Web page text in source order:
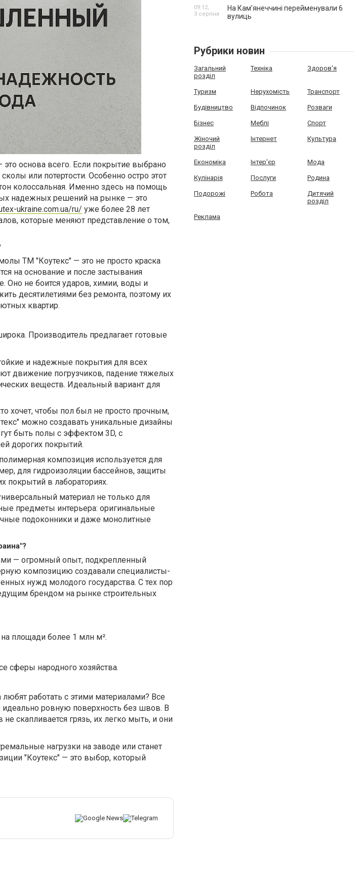
основа всего. Если покрытие выбрано
или потертости. Особенно остро этот
колоссальная. Именно здесь на помощь
надежных решений на рынке — это
ukraine.com.ua/ru/ уже более 28 лет
которые меняют представление о том,
ТМ "Коутекс" — это не просто краска
на основание и после застывания
Оно не боится ударов, химии, воды и
десятилетиями без ремонта, поэтому их
квартир.
Производитель предлагает готовые
и надежные покрытия для всех
движение погрузчиков, падение тяжелых
веществ. Идеальный вариант для
хочет, чтобы пол был не просто прочным,
можно создавать уникальные дизайны
быть полы с эффектом 3D, с
дорогих покрытий.
композиция используется для
для гидроизоляции бассейнов, защиты
покрытий в лабораториях.
материал не только для
предметы интерьера: оригинальные
подоконники и даже монолитные
— огромный опыт, подкрепленный
композицию создавали специалисты-
нужд молодого государства. С тех пор
брендом на рынке строительных
площади более 1 млн м².
сферы народного хозяйства.
работать с этими материалами? Все
идеально ровную поверхность без швов. В
скапливается грязь, их легко мыть, и они
нагрузки на заводе или станет
"Коутекс" — это выбор, который
На Камʼянеччині перейменували 6
вулиць
09:12,
3 серпня
Рубрики новин
Загальний
розділ
Техніка Здоров'я
Туризм Нерухомість Транспорт
Будівництво Відпочинок Розваги
Бізнес Меблі Спорт
Жіночий
розділ
Інтернет Культура
Економіка Інтер'єр Мода
Кулінарія Послуги Родина
Подорожі Робота
Дитячий
розділ
Реклама